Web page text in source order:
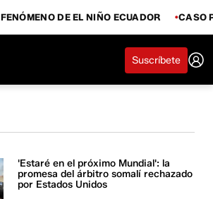
FENÓMENO DE EL NIÑO ECUADOR CASO
Suscríbete
'Estaré en el próximo Mundial': la
promesa del árbitro somalí rechazado
por Estados Unidos